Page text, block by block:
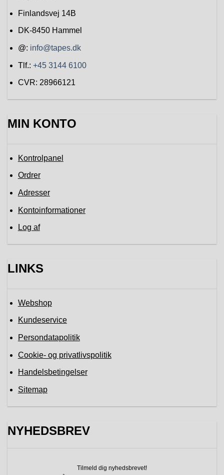
Finlandsvej 14B
DK-8450 Hammel
@: info@tapes.dk
Tlf.: +45 3144 6100
CVR: 28966121
MIN KONTO
Kontrolpanel
Ordrer
Adresser
Kontoinformationer
Log af
LINKS
Webshop
Kundeservice
Persondatapolitik
Cookie- og privatlivspolitik
Handelsbetingelser
Sitemap
NYHEDSBREV
Tilmeld dig nyhedsbrevet!